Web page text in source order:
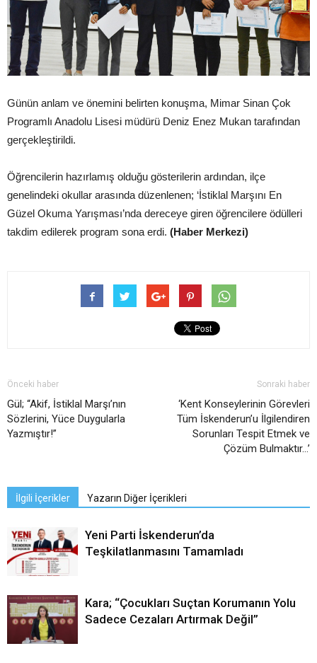
Günün anlam ve önemini belirten konuşma, Mimar Sinan Çok
Programlı Anadolu Lisesi müdürü Deniz Enez Mukan tarafından
gerçekleştirildi.
Öğrencilerin hazırlamış olduğu gösterilerin ardından, ilçe
genelindeki okullar arasında düzenlenen; ‘İstiklal Marşını En
Güzel Okuma Yarışması’nda dereceye giren öğrencilere ödülleri
takdim edilerek program sona erdi. (Haber Merkezi)
Önceki haber
Gül; “Akif, İstiklal Marşı’nın
Sözlerini, Yüce Duygularla
Yazmıştır!”
Sonraki haber
‘Kent Konseylerinin Görevleri
Tüm İskenderun’u İlgilendiren
Sorunları Tespit Etmek ve
Çözüm Bulmaktır…’
İlgili İçerikler Yazarın Diğer İçerikleri
Yeni Parti İskenderun’da
Teşkilatlanmasını Tamamladı
Kara; “Çocukları Suçtan Korumanın Yolu
Sadece Cezaları Artırmak Değil”